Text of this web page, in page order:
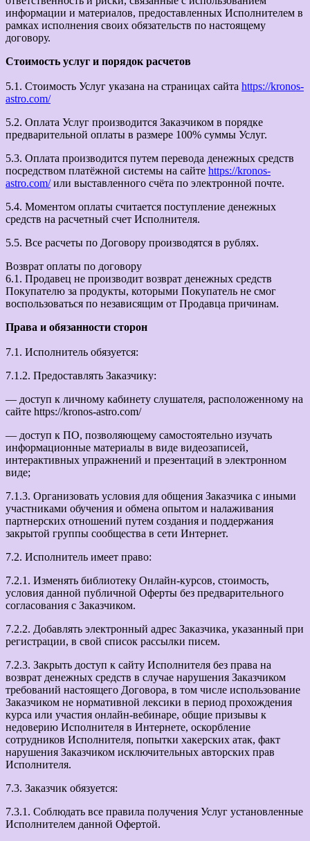
информации и материалов, предоставленных Исполнителем в
рамках исполнения своих обязательств по настоящему
договору.
Стоимость услуг и порядок расчетов
5.1. Стоимость Услуг указана на страницах сайта https://kronos-
astro.com/
5.2. Оплата Услуг производится Заказчиком в порядке
предварительной оплаты в размере 100% суммы Услуг.
5.3. Оплата производится путем перевода денежных средств
посредством платёжной системы на сайте https://kronos-
astro.com/или выставленного счёта по электронной почте.
5.4. Моментом оплаты считается поступление денежных
средств на расчетный счет Исполнителя.
5.5. Все расчеты по Договору производятся в рублях.
Возврат оплаты по договору
6.1. Продавец не производит возврат денежных средств
Покупателю за продукты, которыми Покупатель не смог
воспользоваться по независящим от Продавца причинам.
Права и обязанности сторон
7.1. Исполнитель обязуется:
7.1.2. Предоставлять Заказчику:
— доступ к личному кабинету слушателя, расположенному на
сайте https://kronos-astro.com/
— доступ к ПО, позволяющему самостоятельно изучать
информационные материалы в виде видеозаписей,
интерактивных упражнений и презентаций в электронном
виде;
7.1.3. Организовать условия для общения Заказчика с иными
участниками обучения и обмена опытом и налаживания
партнерских отношений путем создания и поддержания
закрытой группы сообщества в сети Интернет.
7.2. Исполнитель имеет право:
7.2.1. Изменять библиотеку Онлайн-курсов, стоимость,
условия данной публичной Оферты без предварительного
согласования с Заказчиком.
7.2.2. Добавлять электронный адрес Заказчика, указанный при
регистрации, в свой список рассылки писем.
7.2.3. Закрыть доступ к сайту Исполнителя без права на
возврат денежных средств в случае нарушения Заказчиком
требований настоящего Договора, в том числе использование
Заказчиком не нормативной лексики в период прохождения
курса или участия онлайн-вебинаре, общие призывы к
недоверию Исполнителя в Интернете, оскорбление
сотрудников Исполнителя, попытки хакерских атак, факт
нарушения Заказчиком исключительных авторских прав
Исполнителя.
7.3. Заказчик обязуется:
7.3.1. Соблюдать все правила получения Услуг установленные
Исполнителем данной Офертой.